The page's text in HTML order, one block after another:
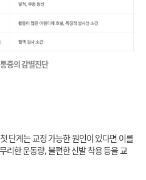
증의 감별진단
단계는 교정 가능한 원인이 있다면 이를
리한 운동량, 불편한 신발 착용 등을 교